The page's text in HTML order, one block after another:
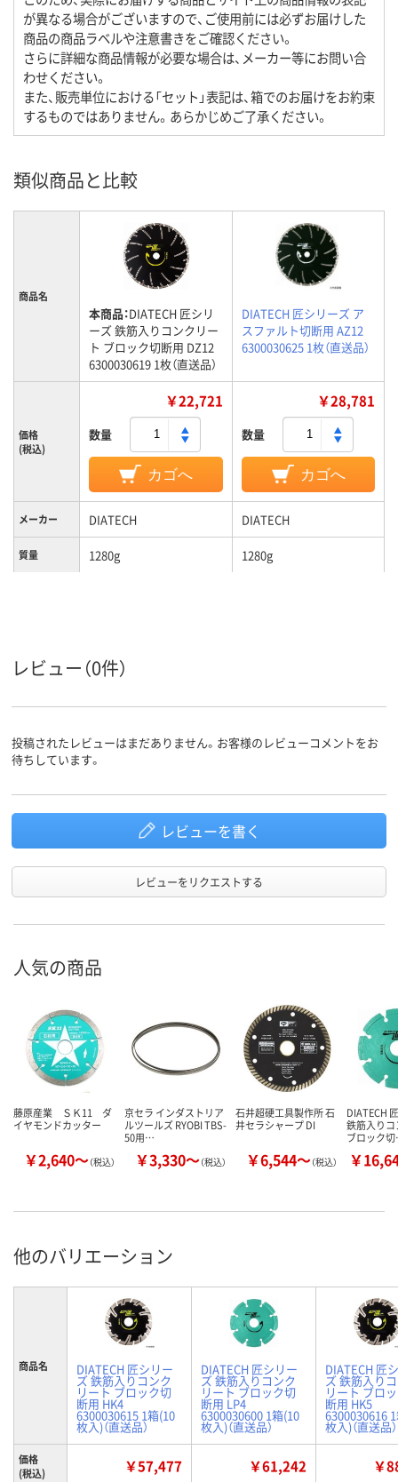
が異なる場合がございますので、ご使用前には必ずお届けした
商品の商品ラベルや注意書きをご確認ください。
さらに詳細な商品情報が必要な場合は、メーカー等にお問い合
わせください。
また、販売単位における「セット」表記は、箱でのお届けをお約束
するものではありません。あらかじめご了承ください。
類似商品と比較
商品名
本商品：DIATECH 匠シリ
ーズ 鉄筋入りコンクリー
ト ブロック切断用 DZ12
6300030619 1枚（直送品）
DIATECH 匠シリーズ ア
スファルト切断用 AZ12
6300030625 1枚（直送品）
価格
(税込)
￥22,721
数量
カゴへ
￥28,781
数量
カゴへ
メーカー DIATECH DIATECH
質量 1280g 1280g
レビュー（0件）
投稿されたレビューはまだありません。お客様のレビューコメントをお
待ちしています。
レビューを書く
レビューをリクエストする
人気の商品
藤原産業 ＳＫ11 ダ
イヤモンドカッター
￥2,640～（税込）
京セラ インダストリア
ルツールズ RYOBI TBS-
50用…
￥3,330～（税込）
石井超硬工具製作所 石
井セラシャープ DI
￥6,544～（税込）
DIATECH
鉄筋入り
ブロック
￥
他のバリエーション
商品名 DIATECH 匠シリー
ズ 鉄筋入りコンク
リート ブロック切
断用 HK4
6300030615 1箱(10
枚入)（直送品）
DIATECH 匠シリー
ズ 鉄筋入りコンク
リート ブロック切
断用 LP4
6300030600 1箱(10
枚入)（直送品）
DIATECH 匠
ズ 鉄筋入り
リート ブロ
断用 HK5
6300030616
枚入)（直送品）
価格
(税込)
￥57,477 ￥61,242 ￥